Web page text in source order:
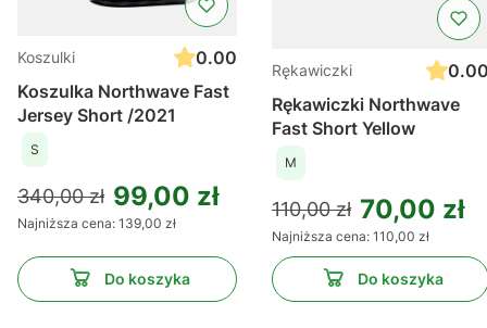
Koszulki
0.00
Koszulka Northwave Fast
Jersey Short /2021
S
340,00 zł 99,00 zł
Najniższa cena: 139,00 zł
Do koszyka
Rękawiczki
Rękawiczki Northwave
Fast Short Yellow
M
110,00 zł 70,00 zł
Najniższa cena: 110,00 zł
Do koszyka